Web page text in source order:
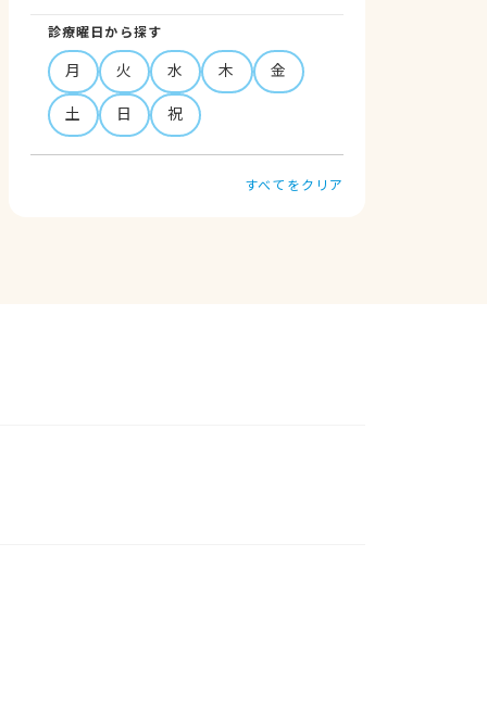
診療曜日から探す
月 火 水 木
金
土
日 祝
すべてをクリア